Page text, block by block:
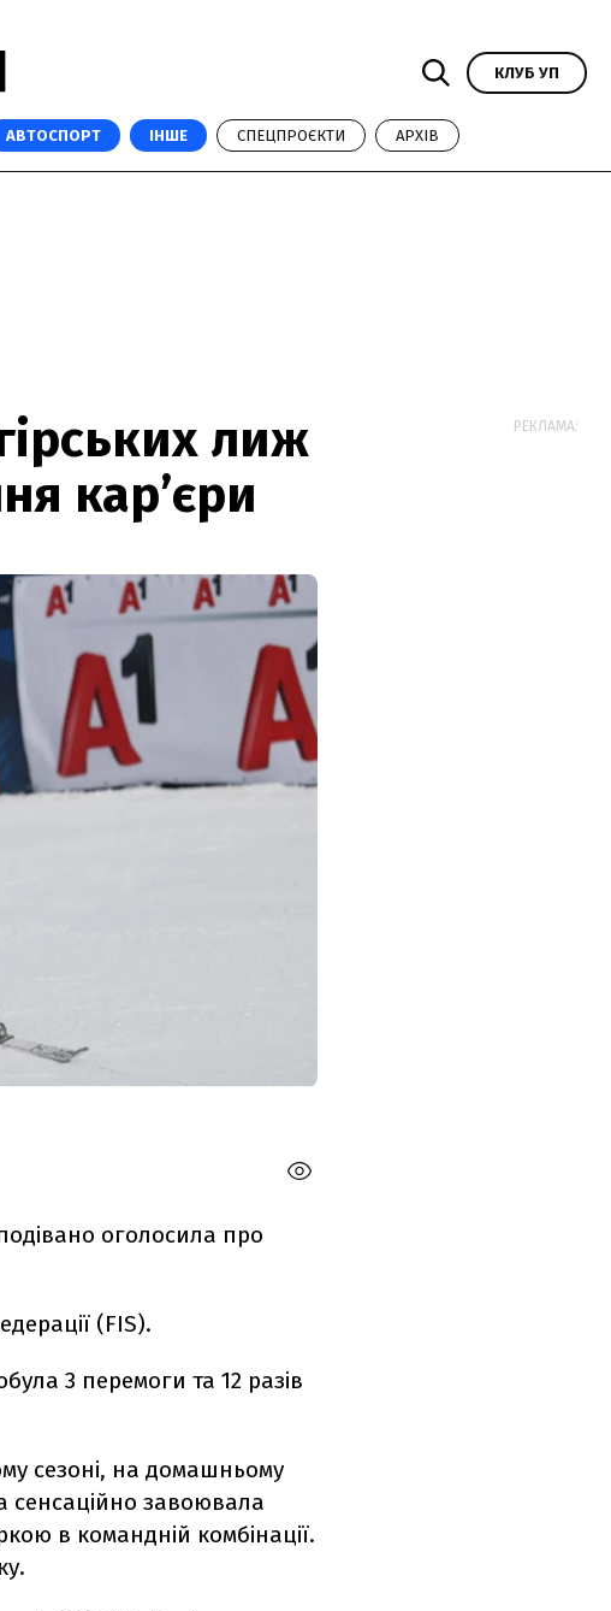
КЛУБ УП
АВТОСПОРТ ІНШЕ СПЕЦПРОЄКТИ АРХІВ
лиж
кар’єри
оголосила про
(FIS).
3 перемоги та 12 разів
сезоні, на домашньому
сенсаційно завоювала
в командній комбінації.
РЕКЛАМА: